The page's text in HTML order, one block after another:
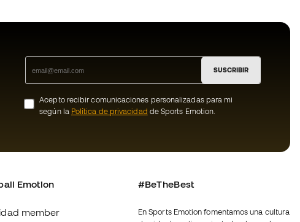
SUSCRIBIR
Acepto recibir comunicaciones personalizadas para mi
según la Política de privacidad de Sports Emotion.
Emotion
member
#BeTheBest
En Sports Emotion fomentamos una cultura